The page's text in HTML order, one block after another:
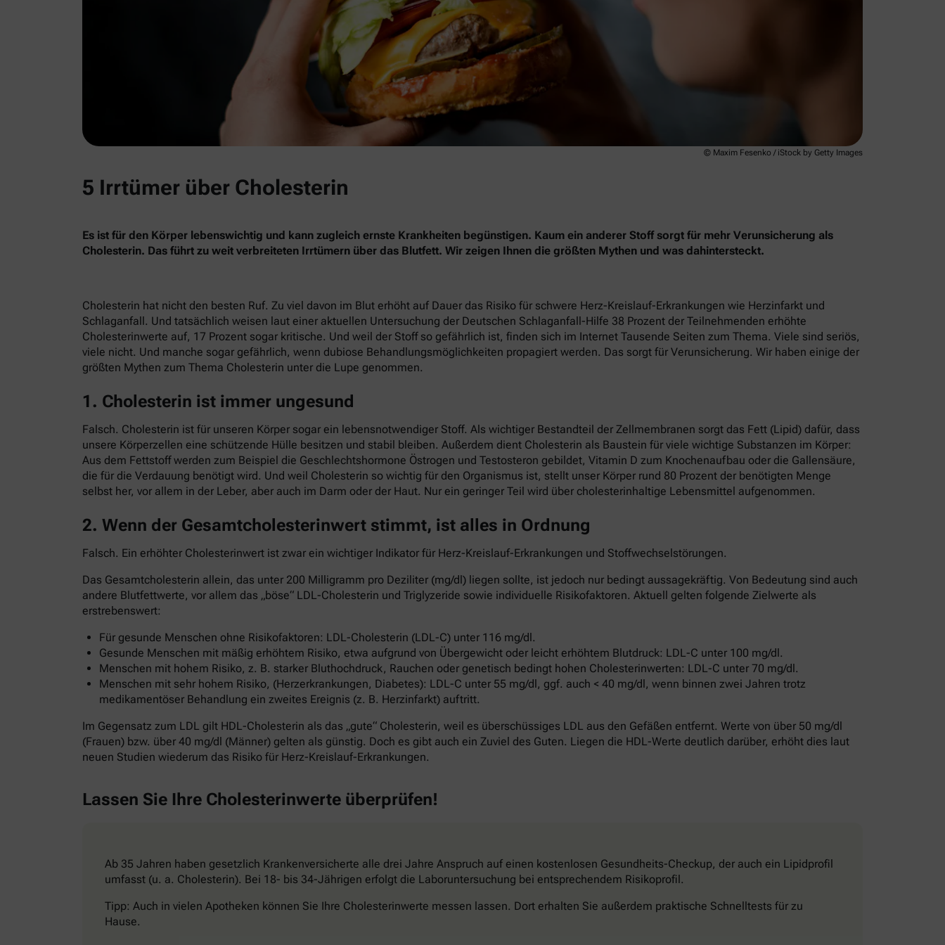
© Maxim Fesenko / iStock by Getty Images
5 Irrtümer über Cholesterin
Es ist für den Körper lebenswichtig und kann zugleich ernste Krankheiten begünstigen. Kaum ein anderer Stoff sorgt für mehr Verunsicherung als
Cholesterin. Das führt zu weit verbreiteten Irrtümern über das Blutfett. Wir zeigen Ihnen die größten Mythen und was dahintersteckt.
Cholesterin hat nicht den besten Ruf. Zu viel davon im Blut erhöht auf Dauer das Risiko für schwere Herz-Kreislauf-Erkrankungen wie Herzinfarkt und
Schlaganfall. Und tatsächlich weisen laut einer aktuellen Untersuchung der Deutschen Schlaganfall-Hilfe 38 Prozent der Teilnehmenden erhöhte
Cholesterinwerte auf, 17 Prozent sogar kritische. Und weil der Stoff so gefährlich ist, finden sich im Internet Tausende Seiten zum Thema. Viele sind seriös,
viele nicht. Und manche sogar gefährlich, wenn dubiose Behandlungsmöglichkeiten propagiert werden. Das sorgt für Verunsicherung. Wir haben einige der
größten Mythen zum Thema Cholesterin unter die Lupe genommen.
1. Cholesterin ist immer ungesund
Falsch. Cholesterin ist für unseren Körper sogar ein lebensnotwendiger Stoff. Als wichtiger Bestandteil der Zellmembranen sorgt das Fett (Lipid) dafür, dass
unsere Körperzellen eine schützende Hülle besitzen und stabil bleiben. Außerdem dient Cholesterin als Baustein für viele wichtige Substanzen im Körper:
Aus dem Fettstoff werden zum Beispiel die Geschlechtshormone Östrogen und Testosteron gebildet, Vitamin D zum Knochenaufbau oder die Gallensäure,
die für die Verdauung benötigt wird. Und weil Cholesterin so wichtig für den Organismus ist, stellt unser Körper rund 80 Prozent der benötigten Menge
selbst her, vor allem in der Leber, aber auch im Darm oder der Haut. Nur ein geringer Teil wird über cholesterinhaltige Lebensmittel aufgenommen.
2. Wenn der Gesamtcholesterinwert stimmt, ist alles in Ordnung
Falsch. Ein erhöhter Cholesterinwert ist zwar ein wichtiger Indikator für Herz-Kreislauf-Erkrankungen und Stoffwechselstörungen.
Das Gesamtcholesterin allein, das unter 200 Milligramm pro Deziliter (mg/dl) liegen sollte, ist jedoch nur bedingt aussagekräftig. Von Bedeutung sind auch
andere Blutfettwerte, vor allem das „böse“ LDL-Cholesterin und Triglyzeride sowie individuelle Risikofaktoren. Aktuell gelten folgende Zielwerte als
erstrebenswert:
Für gesunde Menschen ohne Risikofaktoren: LDL-Cholesterin (LDL-C) unter 116 mg/dl.
Gesunde Menschen mit mäßig erhöhtem Risiko, etwa aufgrund von Übergewicht oder leicht erhöhtem Blutdruck: LDL-C unter 100 mg/dl.
Menschen mit hohem Risiko, z. B. starker Bluthochdruck, Rauchen oder genetisch bedingt hohen Cholesterinwerten: LDL-C unter 70 mg/dl.
Menschen mit sehr hohem Risiko, (Herzerkrankungen, Diabetes): LDL-C unter 55 mg/dl, ggf. auch < 40 mg/dl, wenn binnen zwei Jahren trotz
medikamentöser Behandlung ein zweites Ereignis (z. B. Herzinfarkt) auftritt.
Im Gegensatz zum LDL gilt HDL-Cholesterin als das „gute“ Cholesterin, weil es überschüssiges LDL aus den Gefäßen entfernt. Werte von über 50 mg/dl
(Frauen) bzw. über 40 mg/dl (Männer) gelten als günstig. Doch es gibt auch ein Zuviel des Guten. Liegen die HDL-Werte deutlich darüber, erhöht dies laut
neuen Studien wiederum das Risiko für Herz-Kreislauf-Erkrankungen.
Lassen Sie Ihre Cholesterinwerte überprüfen!
Ab 35 Jahren haben gesetzlich Krankenversicherte alle drei Jahre Anspruch auf einen kostenlosen Gesundheits-Checkup, der auch ein Lipidprofil
umfasst (u. a. Cholesterin). Bei 18- bis 34-Jährigen erfolgt die Laboruntersuchung bei entsprechendem Risikoprofil.
Tipp: Auch in vielen Apotheken können Sie Ihre Cholesterinwerte messen lassen. Dort erhalten Sie außerdem praktische Schnelltests für zu
Hause.